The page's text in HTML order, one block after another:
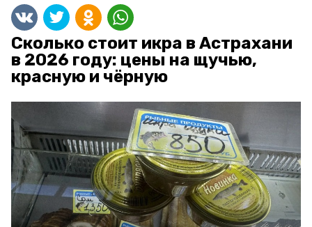
Сколько стоит икра в Астрахани
в 2026 году: цены на щучью,
красную и чёрную